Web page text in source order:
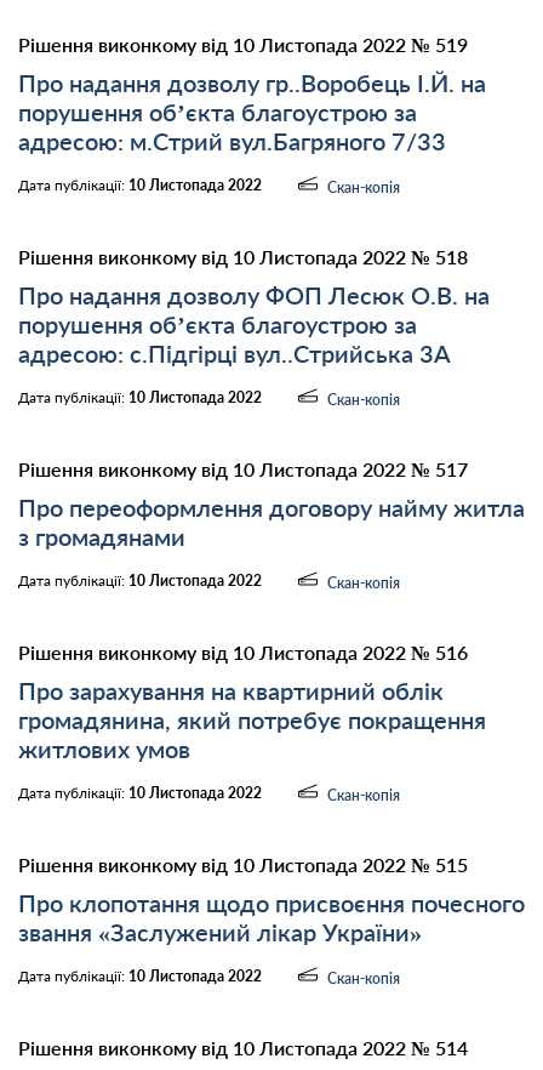
Рішення виконкому від 10 Листопада 2022 № 519
Про надання дозволу гр..Воробець І.Й. на
порушення об’єкта благоустрою за
адресою: м.Стрий вул.Багряного 7/33
Дата публікації: 10 Листопада 2022 Скан-копія
Рішення виконкому від 10 Листопада 2022 № 518
Про надання дозволу ФОП Лесюк О.В. на
порушення об’єкта благоустрою за
адресою: с.Підгірці вул..Стрийська 3А
Дата публікації: 10 Листопада 2022 Скан-копія
Рішення виконкому від 10 Листопада 2022 № 517
Про переоформлення договору найму житла
з громадянами
Дата публікації: 10 Листопада 2022 Скан-копія
Рішення виконкому від 10 Листопада 2022 № 516
Про зарахування на квартирний облік
громадянина, який потребує покращення
житлових умов
Дата публікації: 10 Листопада 2022 Скан-копія
Рішення виконкому від 10 Листопада 2022 № 515
Про клопотання щодо присвоєння почесного
звання «Заслужений лікар України»
Дата публікації: 10 Листопада 2022 Скан-копія
Рішення виконкому від 10 Листопада 2022 № 514